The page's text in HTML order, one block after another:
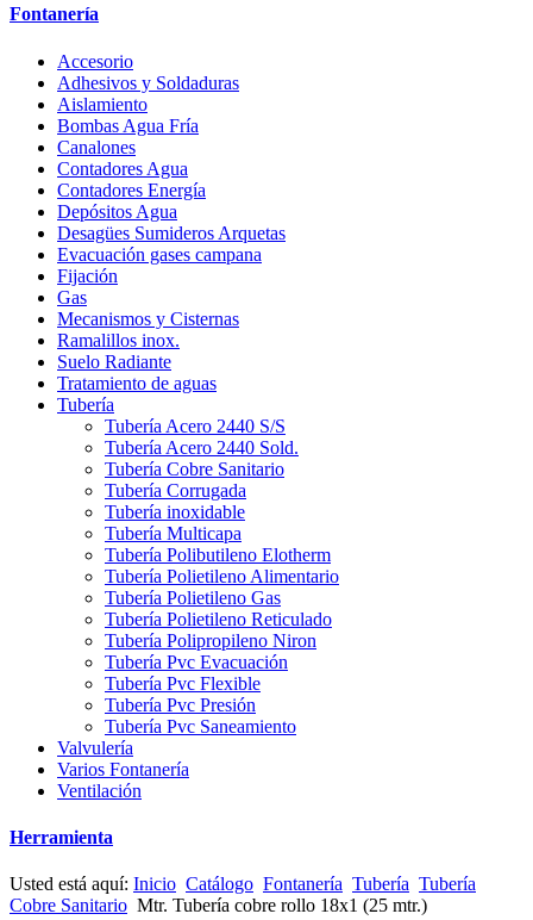
Fontanería
Accesorio
Adhesivos y Soldaduras
Aislamiento
Bombas Agua Fría
Canalones
Contadores Agua
Contadores Energía
Depósitos Agua
Desagües Sumideros Arquetas
Evacuación gases campana
Fijación
Gas
Mecanismos y Cisternas
Ramalillos inox.
Suelo Radiante
Tratamiento de aguas
Tubería
Tubería Acero 2440 S/S
Tubería Acero 2440 Sold.
Tubería Cobre Sanitario
Tubería Corrugada
Tubería inoxidable
Tubería Multicapa
Tubería Polibutileno Elotherm
Tubería Polietileno Alimentario
Tubería Polietileno Gas
Tubería Polietileno Reticulado
Tubería Polipropileno Niron
Tubería Pvc Evacuación
Tubería Pvc Flexible
Tubería Pvc Presión
Tubería Pvc Saneamiento
Valvulería
Varios Fontanería
Ventilación
Herramienta
Usted está aquí: Inicio Catálogo Fontanería Tubería Tubería
Cobre Sanitario Mtr. Tubería cobre rollo 18x1 (25 mtr.)